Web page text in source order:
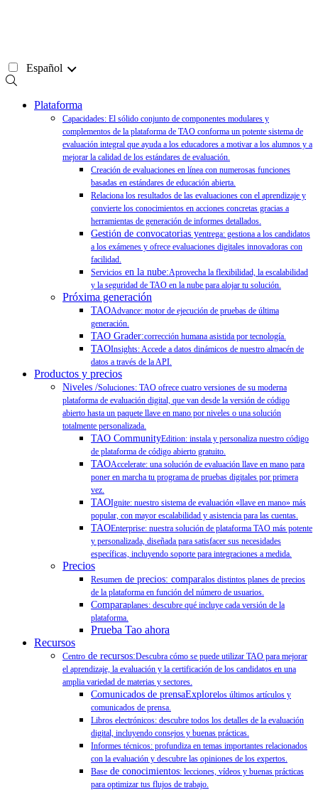
Español
Plataforma
Capacidades: El sólido conjunto de componentes modulares y
complementos de la plataforma de TAO conforma un potente sistema de
evaluación integral que ayuda a los educadores a motivar a los alumnos y a
mejorar la calidad de los estándares de evaluación.
Creación de evaluaciones en línea con numerosas funciones
basadas en estándares de educación abierta.
Relaciona los resultados de las evaluaciones con el aprendizaje y
convierte los conocimientos en acciones concretas gracias a
herramientas de generación de informes detallados.
Gestión de convocatorias yentrega: gestiona a los candidatos
a los exámenes y ofrece evaluaciones digitales innovadoras con
facilidad.
Servicios en la nube:Aprovecha la flexibilidad, la escalabilidad
y la seguridad de TAO en la nube para alojar tu solución.
Próxima generación
TAOAdvance: motor de ejecución de pruebas de última
generación.
TAO Grader:corrección humana asistida por tecnología.
TAOInsights: Accede a datos dinámicos de nuestro almacén de
datos a través de la API.
Productos y precios
Niveles /Soluciones: TAO ofrece cuatro versiones de su moderna
plataforma de evaluación digital, que van desde la versión de código
abierto hasta un paquete llave en mano por niveles o una solución
totalmente personalizada.
TAO CommunityEdition: instala y personaliza nuestro código
de plataforma de código abierto gratuito.
TAOAccelerate: una solución de evaluación llave en mano para
poner en marcha tu programa de pruebas digitales por primera
vez.
TAOIgnite: nuestro sistema de evaluación «llave en mano» más
popular, con mayor escalabilidad y asistencia para las cuentas.
TAOEnterprise: nuestra solución de plataforma TAO más potente
y personalizada, diseñada para satisfacer sus necesidades
específicas, incluyendo soporte para integraciones a medida.
Precios
Resumen de precios: comparalos distintos planes de precios
de la plataforma en función del número de usuarios.
Comparaplanes: descubre qué incluye cada versión de la
plataforma.
Prueba Tao ahora
Recursos
Centro de recursos:Descubra cómo se puede utilizar TAO para mejorar
el aprendizaje, la evaluación y la certificación de los candidatos en una
amplia variedad de materias y sectores.
Comunicados de prensaExplorelos últimos artículos y
comunicados de prensa.
Libros electrónicos: descubre todos los detalles de la evaluación
digital, incluyendo consejos y buenas prácticas.
Informes técnicos: profundiza en temas importantes relacionados
con la evaluación y descubre las opiniones de los expertos.
Base de conocimientos: lecciones, vídeos y buenas prácticas
para optimizar tus flujos de trabajo.